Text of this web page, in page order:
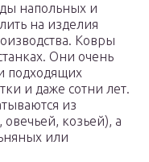
напольных и
на изделия
Ковры
Они очень
подходящих
и даже сотни лет.
из
козьей), а
или